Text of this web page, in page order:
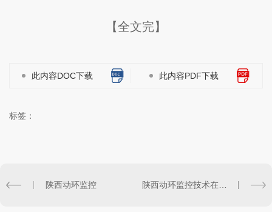
【全文完】
此内容DOC下载 此内容PDF下载
标签：
陕西动环监控